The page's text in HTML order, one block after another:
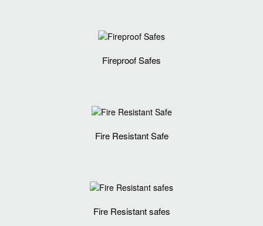
Fireproof Safes
Fire Resistant Safe
Fire Resistant safes